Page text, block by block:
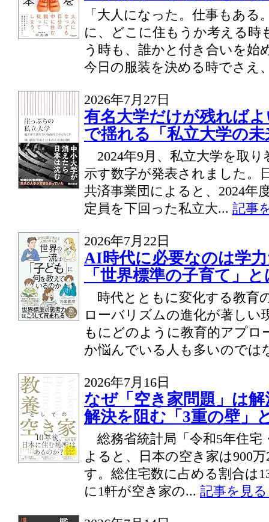
「大人になった。仕事もある
に、どこに住もうか考える時
う時も、誰かと付き合いを始
今日の服装を決める時でさえ
2026年7月27日
有名大学だけが残れば
で揺れる「私立大学の未
2024年9月、私立大学を取り
示す数字が発表されました。
共済事業団によると、2024年
定員を下回った私立大... 記事
2026年7月22日
AI時代に必要なのは学
「世界標準の子育て」と
時代とともに変化する教育
ローバリズムの進化が著しい
もにどのように教育的アプロ
か悩んでいる人も多いのでは
2026年7月16日
なぜ「空き家問題」は
解決を阻む「3重の壁」
総務省統計局「令和5年住宅
よると、日本の空き家は900
す。総住宅数に占める割合は
に1軒が空き家の... 記事を見